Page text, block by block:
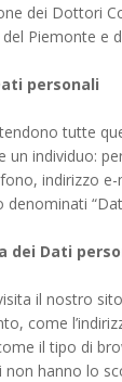
dei Dottori
Piemonte e
personali
tutte
un individuo:
indirizzo
dei Dati
il nostro
come
il tipo di
hanno lo